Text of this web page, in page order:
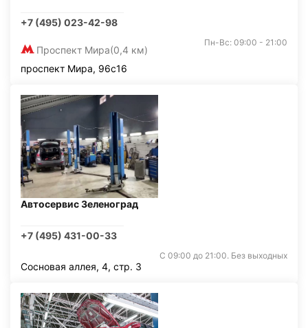
+7 (495) 023-42-98
Проспект Мира(0,4 км)
Пн-Вс: 09:00 - 21:00
проспект Мира, 96с16
Автосервис Зеленоград
+7 (495) 431-00-33
С 09:00 до 21:00. Без выходных
Сосновая аллея, 4, стр. 3